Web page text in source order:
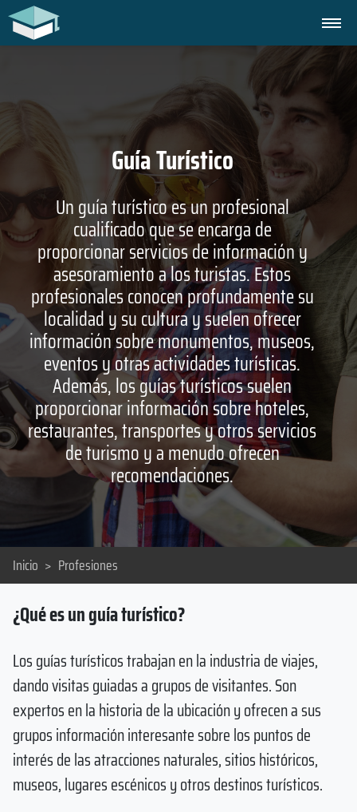
Guía Turístico
Un guía turístico es un profesional
cualificado que se encarga de
proporcionar servicios de información y
asesoramiento a los turistas. Estos
profesionales conocen profundamente su
localidad y su cultura y suelen ofrecer
información sobre monumentos, museos,
eventos y otras actividades turísticas.
Además, los guías turísticos suelen
proporcionar información sobre hoteles,
restaurantes, transportes y otros servicios
de turismo y a menudo ofrecen
recomendaciones.
Inicio > Profesiones
¿Qué es un guía turístico?
Los guías turísticos trabajan en la industria de viajes,
dando visitas guiadas a grupos de visitantes. Son
expertos en la historia de la ubicación y ofrecen a sus
grupos información interesante sobre los puntos de
interés de las atracciones naturales, sitios históricos,
museos, lugares escénicos y otros destinos turísticos.